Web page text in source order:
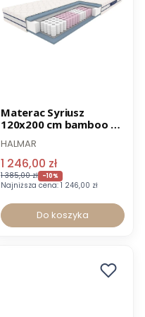
Promocja
Materac Syriusz
120x200 cm bamboo 7-
HALMAR
1 246,00 zł
1 385,00 zł -10%
Najniższa cena: 1 246,00 zł
Do koszyka